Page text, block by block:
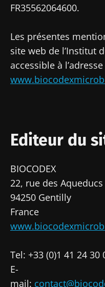
FR35562064600.
Les présentes
site web de l’Institut
accessible à l’adresse
Editeur du
BIOCODEX
22, rue des Aqueducs
94250 Gentilly
France
Tel: +33 (0)1 41 24 30
E-
mail: